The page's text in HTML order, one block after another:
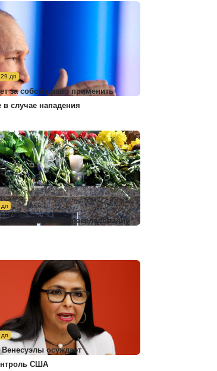
дп
за собой право применить
случае нападения
дп
комментировать расследование
дп
Венесуэлы осуждает
США